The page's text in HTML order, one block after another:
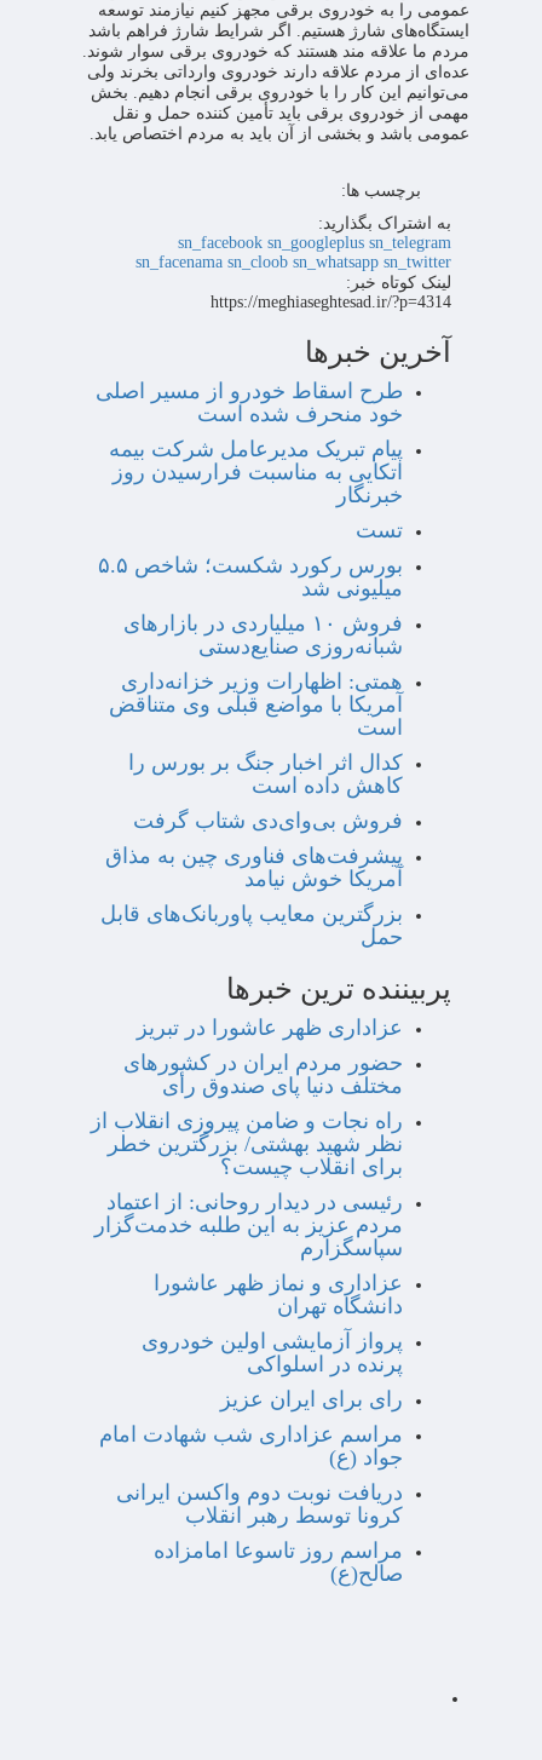
عمومی را به خودروی برقی مجهز کنیم نیازمند توسعه
ایستگاه‌های شارژ هستیم. اگر شرایط شارژ فراهم باشد
مردم ما علاقه مند هستند که خودروی برقی سوار شوند.
عده‌ای از مردم علاقه دارند خودروی وارداتی بخرند ولی
می‌توانیم این کار را با خودروی برقی انجام دهیم. بخش
مهمی از خودروی برقی باید تأمین کننده حمل و نقل
عمومی باشد و بخشی از آن باید به مردم اختصاص یابد.
برچسب ها:
به اشتراک بگذارید:
sn_facebook sn_googleplus sn_telegram
sn_facenama sn_cloob sn_whatsapp sn_twitter
لینک کوتاه خبر:
https://meghiaseghtesad.ir/?p=4314
آخرین خبرها
طرح اسقاط خودرو از مسیر اصلی
خود منحرف شده است
پیام تبریک مدیرعامل شرکت بیمه
اتکایی به مناسبت فرارسیدن روز
خبرنگار
تست
بورس رکورد شکست؛ شاخص ۵.۵
میلیونی شد
فروش ۱۰ میلیاردی در بازارهای
شبانه‌روزی صنایع‌دستی
همتی: اظهارات وزیر خزانه‌داری
آمریکا با مواضع قبلی وی متناقض
است
کدال اثر اخبار جنگ بر بورس را
کاهش داده است
فروش بی‌وای‌دی شتاب گرفت
پیشرفت‌های فناوری چین به مذاق
آمریکا خوش نیامد
بزرگترین معایب پاوربانک‌های قابل
حمل
پربیننده ترین خبرها
عزاداری ظهر عاشورا در تبریز
حضور مردم ایران در کشورهای
مختلف دنیا پای صندوق رأی
راه نجات و ضامن پیروزی انقلاب از
نظر شهید بهشتی/ بزرگترین خطر
برای انقلاب چیست؟
رئیسی در دیدار روحانی: از اعتماد
مردم عزیز به این طلبه خدمت‌گزار
سپاسگزارم
عزاداری و نماز ظهر عاشورا
دانشگاه تهران
پرواز آزمایشی اولین خودروی
پرنده در اسلواکی
رای برای ایران عزیز
مراسم عزاداری شب شهادت امام
جواد (ع)
دریافت نوبت دوم واکسن ایرانی
کرونا توسط رهبر انقلاب
مراسم روز تاسوعا امامزاده
صالح(ع)